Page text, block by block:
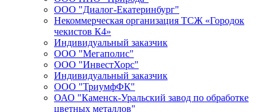
ООО "Диалог-Екатеринбург"
Некоммерческая организация ТСЖ «Городок
чекистов К4»
Индивидуальный заказчик
ООО "Мегаполис"
ООО "ИнвестХорс"
Индивидуальный заказчик
ООО "ТриумфФК"
ОАО "Каменск-Уральский завод по обработке
цветных металлов"